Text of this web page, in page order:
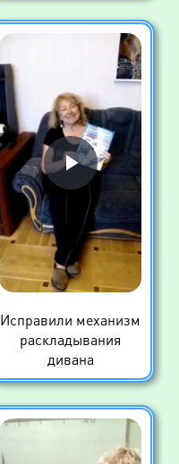
Исправили механизм
раскладывания
дивана